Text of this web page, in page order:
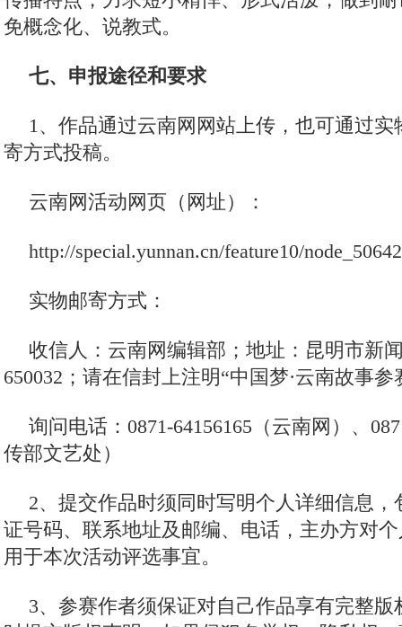
免概念化、说教式。
七、申报途径和要求
1、作品通过云南网网站上传，也可通过
寄方式投稿。
云南网活动网页（网址）：
http://special.yunnan.cn/feature10/
实物邮寄方式：
收信人：云南网编辑部；地址：昆明市新
650032；请在信封上注明“中国梦·云南故事
询问电话：0871-64156165（云南网）、
传部文艺处）
2、提交作品时须同时写明个人详细信息
证号码、联系地址及邮编、电话，主办方对
用于本次活动评选事宜。
3、参赛作者须保证对自己作品享有完整